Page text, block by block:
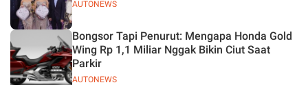
AUTONEWS
AUTONEWS
Bongsor Tapi Penurut: Mengapa Honda Gold
Wing Rp 1,1 Miliar Nggak Bikin Ciut Saat
Parkir